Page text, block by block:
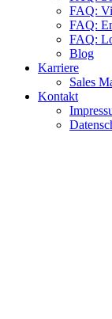
FAQ:
FAQ:
FAQ:
Blog
Karriere
Sales
Kontakt